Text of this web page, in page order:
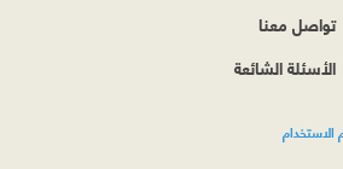
تواصل معنا
الأسئلة الشائعة